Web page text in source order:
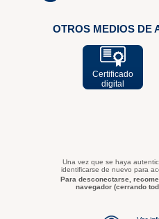
OTROS MEDIOS DE
Certificado
digital
Una vez que se haya
identificarse de nuevo para
Para desconectarse,
navegador (cerrando